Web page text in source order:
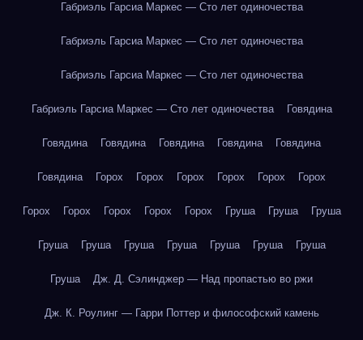
Габриэль Гарсиа Маркес — Сто лет одиночества
Габриэль Гарсиа Маркес — Сто лет одиночества
Габриэль Гарсиа Маркес — Сто лет одиночества
Габриэль Гарсиа Маркес — Сто лет одиночества Говядина
Говядина Говядина Говядина Говядина Говядина
Говядина Горох Горох Горох Горох Горох Горох
Горох Горох Горох Горох Горох Груша Груша Груша
Груша Груша Груша Груша Груша Груша Груша
Груша Дж. Д. Сэлинджер — Над пропастью во ржи
Дж. К. Роулинг — Гарри Поттер и философский камень